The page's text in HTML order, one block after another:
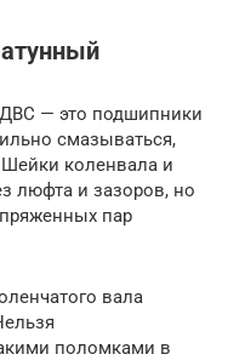
— это подшипники
смазываться,
коленвала и
люфта и зазоров, но
пар
вала
поломками в